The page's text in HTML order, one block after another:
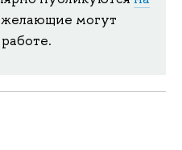
могут